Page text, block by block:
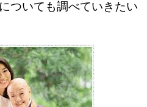
ついても調べていきたい